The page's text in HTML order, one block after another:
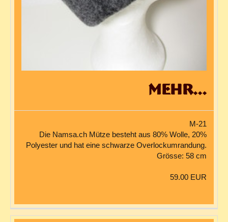
mehr...
M-21
Die Namsa.ch Mütze besteht aus 80% Wolle, 20%
Polyester und hat eine schwarze Overlockumrandung.
Grösse: 58 cm
59.00 EUR